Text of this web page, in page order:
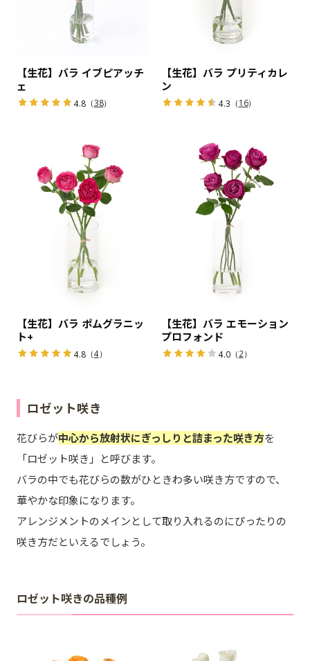
【生花】バラ イブピアッチ
ェ
4.8（38）
【生花】バラ プリティカレ
ン
4.3 （16）
【生花】バラ ポムグラニッ
ト+
4.8（4）
【生花】バラ エモーション
プロフォンド
4.0（2）
ロゼット咲き
花びらが中心から放射状にぎっしりと詰まった咲き方を
「ロゼット咲き」と呼びます。
バラの中でも花びらの数がひときわ多い咲き方ですので、
華やかな印象になります。
アレンジメントのメインとして取り入れるのにぴったりの
咲き方だといえるでしょう。
ロゼット咲きの品種例